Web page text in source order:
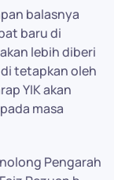
balasnya
baru di
lebih diberi
tetapkan oleh
YIK akan
masa
Pengarah